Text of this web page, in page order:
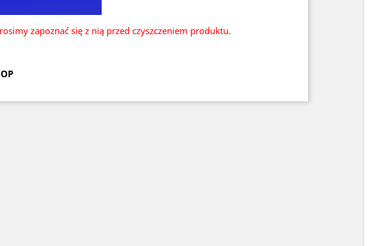
zapoznać się z nią przed czyszczeniem produktu.